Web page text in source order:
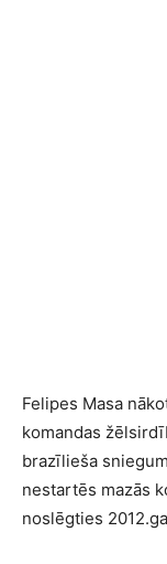
Felipes Masa
komandas
brazīlieša
nestartēs mazās
noslēgties